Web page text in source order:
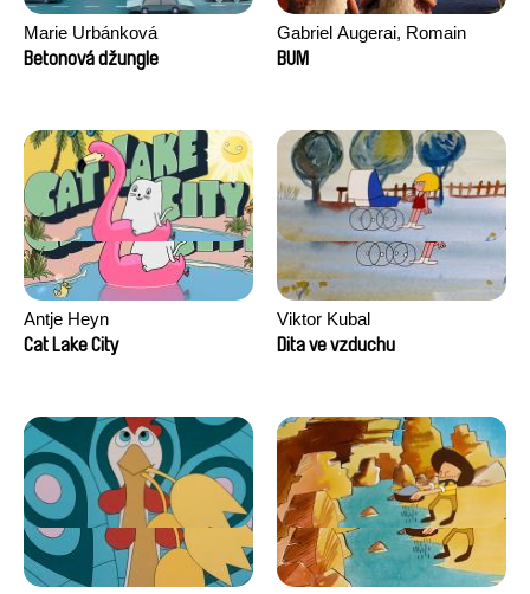
Marie Urbánková
Betonová džungle
Gabriel Augerai, Romain
Augier, Laurie Pereira De
BUM
Antje Heyn
Cat Lake City
Viktor Kubal
Dita ve vzduchu